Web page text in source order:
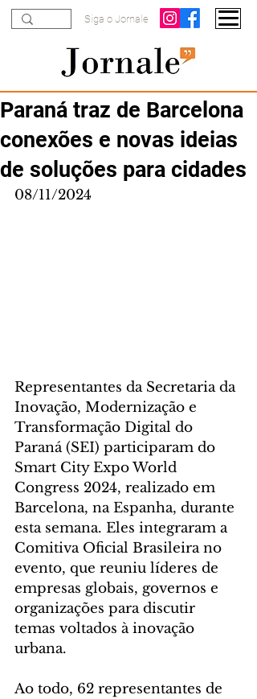
Siga o Jornale
Paraná traz de Barcelona
conexões e novas ideias
de soluções para cidades
08/11/2024
Representantes da Secretaria da
Inovação, Modernização e
Transformação Digital do
Paraná (SEI) participaram do
Smart City Expo World
Congress 2024, realizado em
Barcelona, na Espanha, durante
esta semana. Eles integraram a
Comitiva Oficial Brasileira no
evento, que reuniu líderes de
empresas globais, governos e
organizações para discutir
temas voltados à inovação
urbana.
Ao todo, 62 representantes de